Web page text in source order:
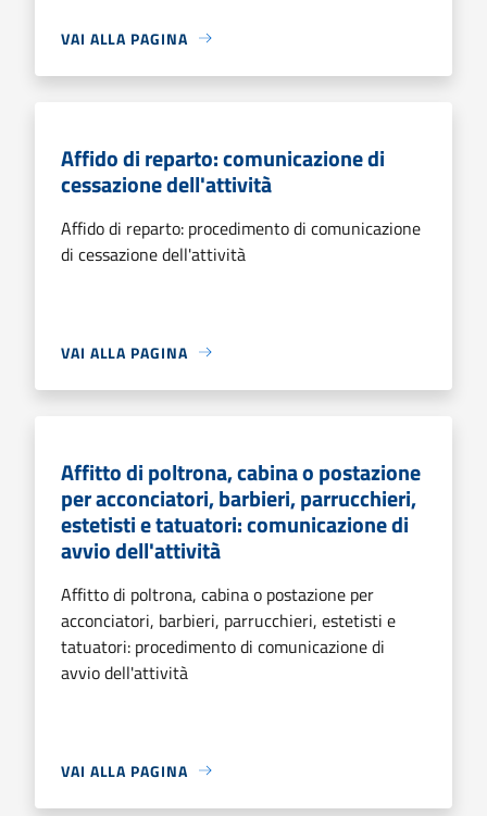
VAI ALLA PAGINA
Affido di reparto: comunicazione di
cessazione dell'attività
Affido di reparto: procedimento di comunicazione
di cessazione dell'attività
VAI ALLA PAGINA
Affitto di poltrona, cabina o postazione
per acconciatori, barbieri, parrucchieri,
estetisti e tatuatori: comunicazione di
avvio dell'attività
Affitto di poltrona, cabina o postazione per
acconciatori, barbieri, parrucchieri, estetisti e
tatuatori: procedimento di comunicazione di
avvio dell'attività
VAI ALLA PAGINA